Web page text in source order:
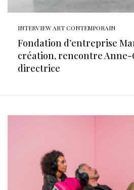
INTERVIEW ART CONTEMPORAIN
Fondation d’entreprise
création, rencontre
directrice